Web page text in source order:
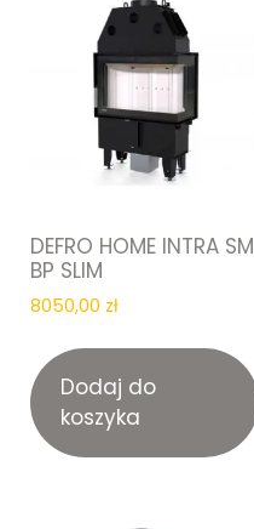
DEFRO HOME INTRA SM
BP SLIM
8050,00 zł
Dodaj do
koszyka